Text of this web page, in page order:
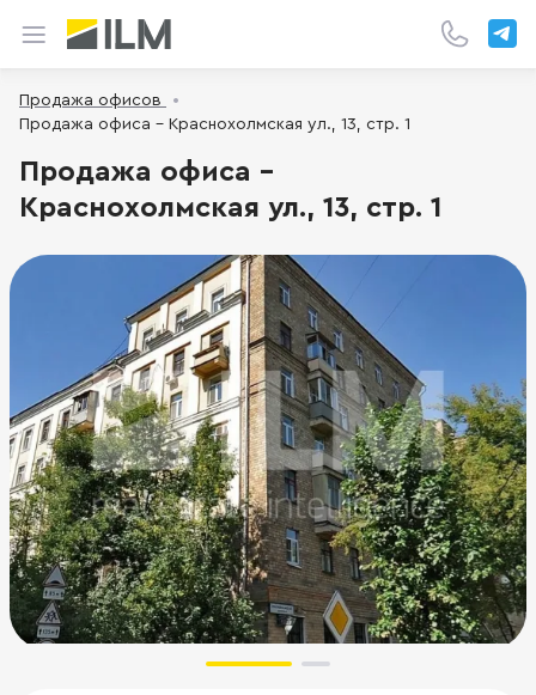
Продажа офисов
Продажа офиса - Краснохолмская ул., 13, стр. 1
Продажа офиса -
Краснохолмская ул., 13, стр. 1